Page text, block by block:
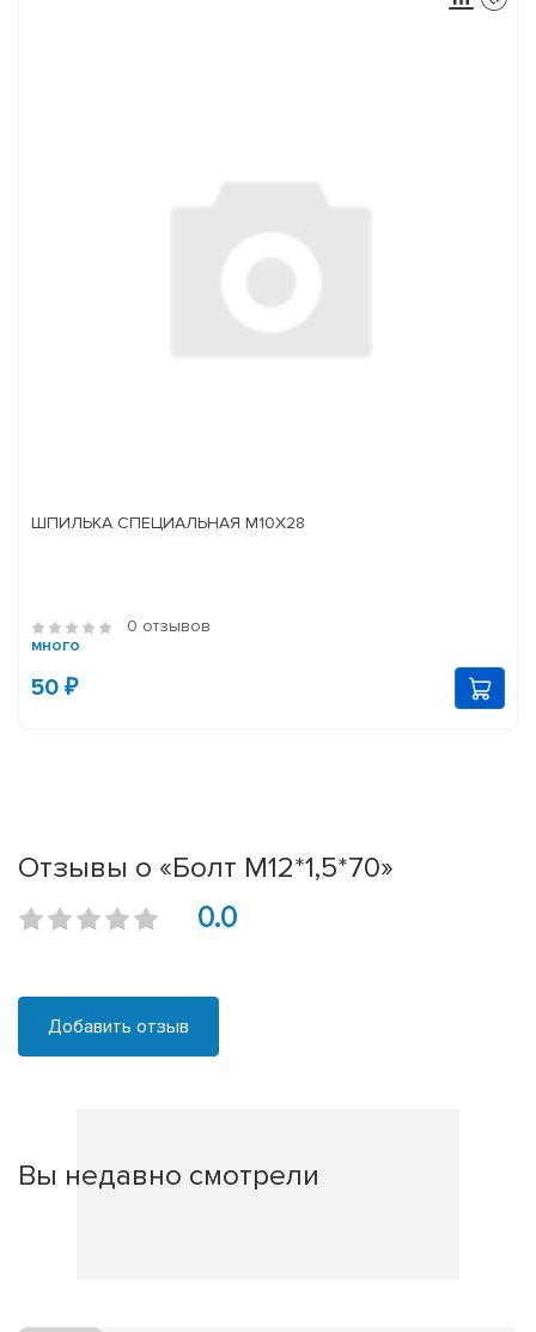
ШПИЛЬКА СПЕЦИАЛЬНАЯ М10Х28
0 отзывов
много
50 ₽
Отзывы о «Болт М12*1,5*70»
0.0
Добавить отзыв
Вы недавно смотрели